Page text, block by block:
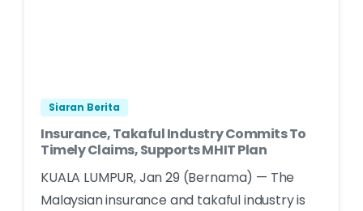
Siaran Berita
Insurance, Takaful Industry Commits To
Timely Claims, Supports MHIT Plan
KUALA LUMPUR, Jan 29 (Bernama) — The
Malaysian insurance and takaful industry is